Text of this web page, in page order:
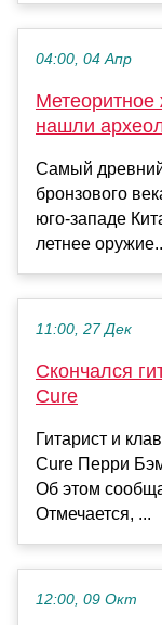
04:00, 04 Апр
Метеоритное
нашли
Самый древний
бронзового
юго-западе
летнее
11:00, 27 Дек
Скончался
Cure
Гитарист и
Cure Перри
Об этом
Отмечается, ...
12:00, 09 Окт